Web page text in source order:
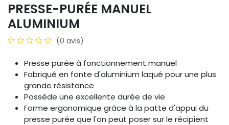
PRESSE-PURÉE MANUEL
ALUMINIUM
(0 avis)
Presse purée à fonctionnement manuel
Fabriqué en fonte d'aluminium laqué pour une plus
grande résistance
Possède une excellente durée de vie
Forme ergonomique grâce à la patte d'appui du
presse purée que l'on peut poser sur le récipient